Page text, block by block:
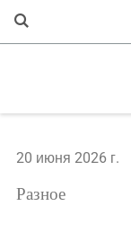
20 июня 2026 г.
Разное